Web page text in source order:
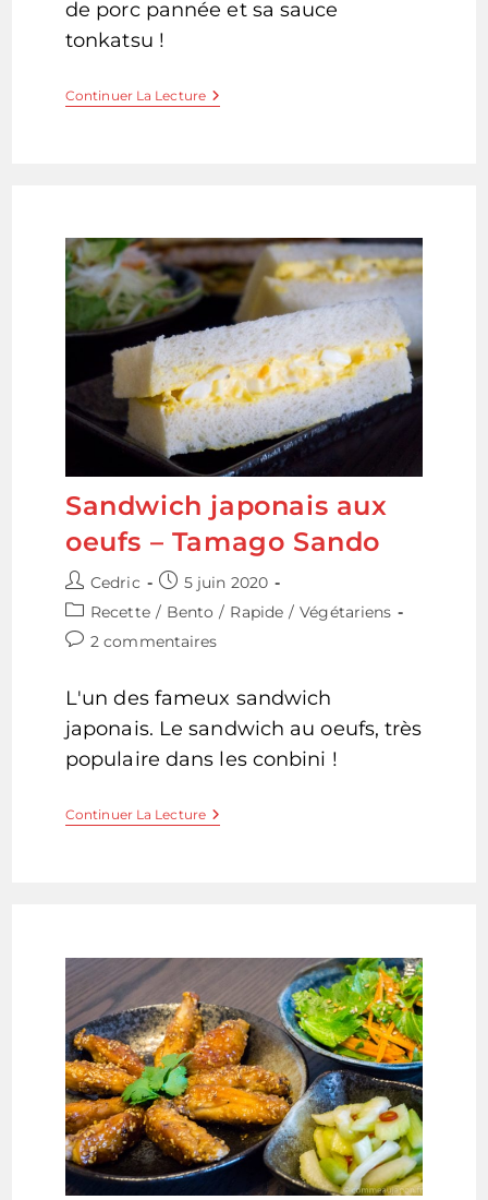
de porc pannée et sa sauce
tonkatsu !
Continuer La LectureSandwich
Japonais
–
カ
ツ
サ
ド
Sandwich japonais aux
oeufs – Tamago Sando
Auteur/autrice
de
la
publication :
Cedric
Publication
publiée :
5 juin 2020
Post
category:
Recette / Bento / Rapide / Végétariens
Commentaires
publication :
2 commentaires
L'un des fameux sandwich
japonais. Le sandwich au oeufs, très
populaire dans les conbini !
Continuer La LectureSandwich
Japonais